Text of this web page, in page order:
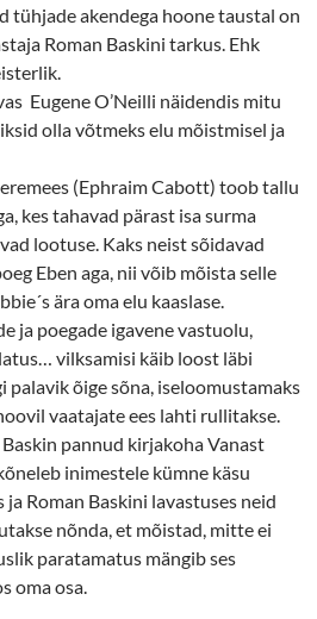
tühjade akendega hoone taustal on
Roman Baskini tarkus. Ehk
Eugene O’Neilli näidendis mitu
olla võtmeks elu mõistmisel ja
(Ephraim Cabott) toob tallu
kes tahavad pärast isa surma
lootuse. Kaks neist sõidavad
Eben aga, nii võib mõista selle
ära oma elu kaaslase.
ja poegade igavene vastuolu,
vilksamisi käib loost läbi
palavik õige sõna, iseloomustamaks
vaatajate ees lahti rullitakse.
pannud kirjakoha Vanast
inimestele kümne käsu
Roman Baskini lavastuses neid
nõnda, et mõistad, mitte ei
paratamatus mängib ses
oma osa.